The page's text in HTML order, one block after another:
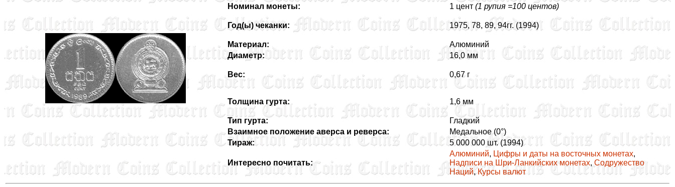
Номинал монеты:
1 цент (1 рупия =100 центов)
Год(ы) чеканки: 1975, 78, 89, 94гг. (1994)
Материал:
Алюминий
Диаметр:
16,0 мм
Вес: 0,67 г
Толщина гурта: 1,6 мм
Тип гурта:
Гладкий
Взаимное положение аверса и реверса:
Медальное (0°)
Тираж:
5 000 000 шт. (1994)
Интересно почитать:
Алюминий, Цифры и даты на восточных монетах,
Надписи на Шри-Ланкийских монетах, Содружество
Наций,Курсы валют